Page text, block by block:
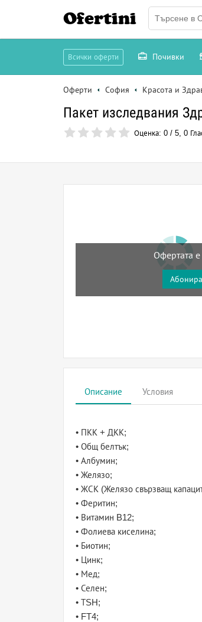
Ofertini
Всички оферти Почивки
Оферти София Красота и
Пакет изследвания
Оценка: 0 / 5, 0
Офертата е
Описание Условия
• ПКК + ДКК;
• Общ белтък;
• Албумин;
• Желязо;
• ЖСК (Желязо свързващ
• Феритин;
• Витамин B12;
• Фолиева киселина;
• Биотин;
• Цинк;
• Мед;
• Селен;
• ТSH;
• FT4;